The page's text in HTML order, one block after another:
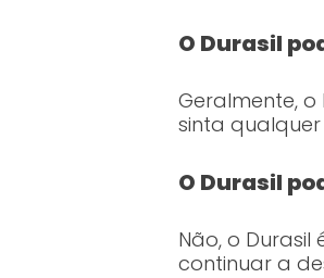
O Durasil
Geralmente,
sinta
O Durasil
Não, o
continuar a